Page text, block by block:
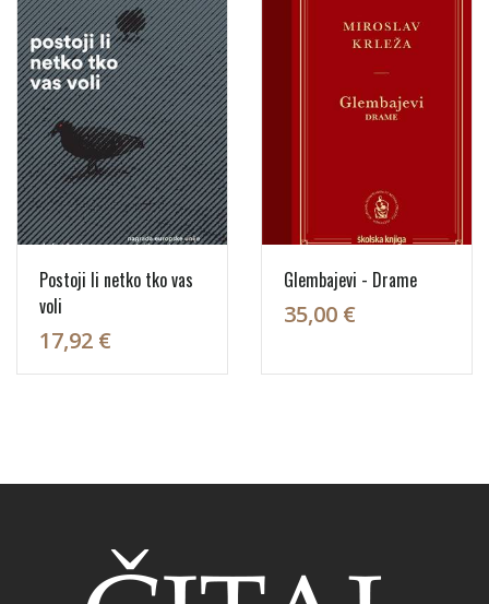
Postoji li netko tko vas
voli
17,92 €
Glembajevi - Drame
35,00 €